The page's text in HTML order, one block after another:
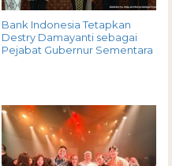
Bank Indonesia Tetapkan
Destry Damayanti sebagai
Pejabat Gubernur Sementara